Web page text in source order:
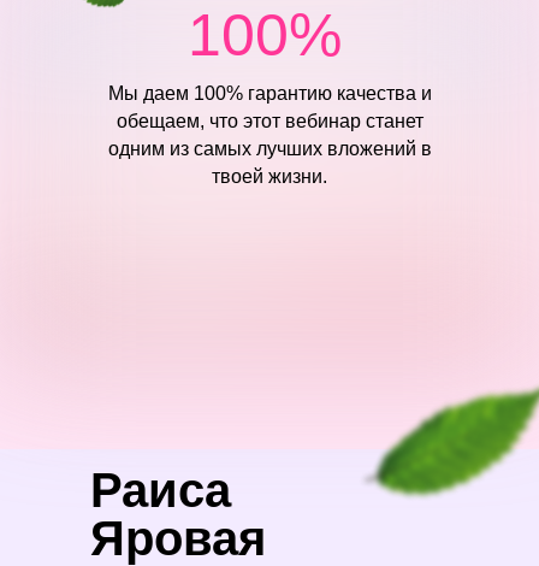
100%
Мы даем 100% гарантию качества и
обещаем, что этот вебинар станет
одним из самых лучших вложений в
твоей жизни.
Раиса
Яровая